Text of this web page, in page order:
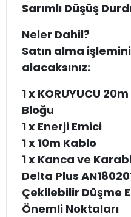
Sarımlı Düşüş
Neler Dahil?
Satın alma
alacaksınız:
1 x KORUYUCU
Bloğu
1 x Enerji Emici
1 x 10m Kablo
1 x Kanca ve
Delta Plus
Çekilebilir Düşme
Önemli Noktaları